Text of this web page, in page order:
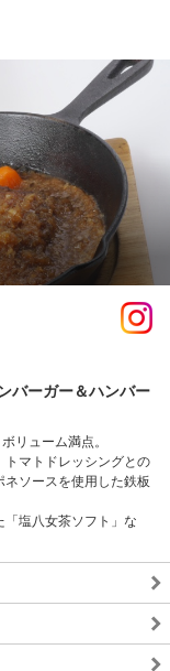
バーガー＆ハンバー
リューム満点。
マトドレッシングとの
ソースを使用した鉄板
塩八女茶ソフト」な